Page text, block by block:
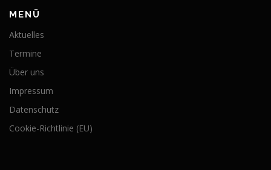
MENÜ
Aktuelles
Termine
Über uns
Impressum
Datenschutz
Cookie-Richtlinie (EU)